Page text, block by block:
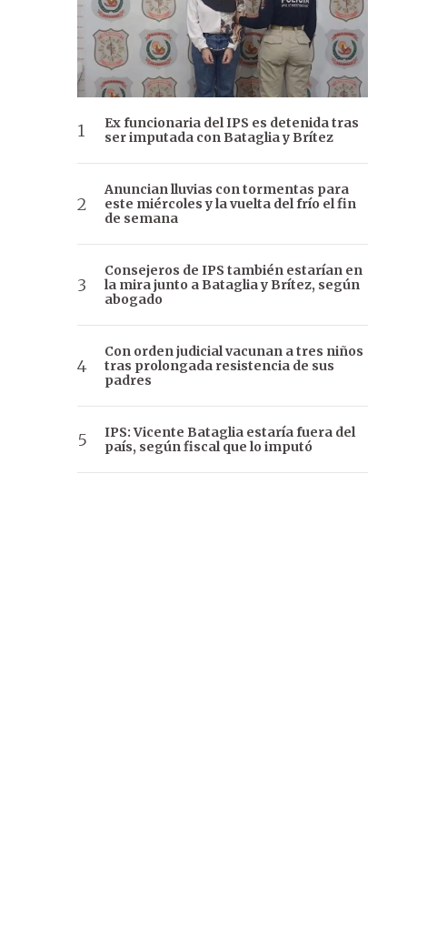
Ex funcionaria del IPS es detenida tras
ser imputada con Bataglia y Brítez
Anuncian lluvias con tormentas para
este miércoles y la vuelta del frío el fin
de semana
Consejeros de IPS también estarían en
la mira junto a Bataglia y Brítez, según
abogado
Con orden judicial vacunan a tres niños
tras prolongada resistencia de sus
padres
IPS: Vicente Bataglia estaría fuera del
país, según fiscal que lo imputó